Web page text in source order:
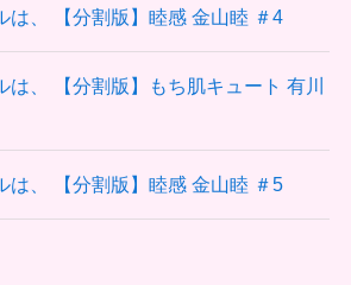
は、 【分割版】睦感 金山睦 ＃4
は、 【分割版】もち肌キュート 有川
は、 【分割版】睦感 金山睦 ＃5